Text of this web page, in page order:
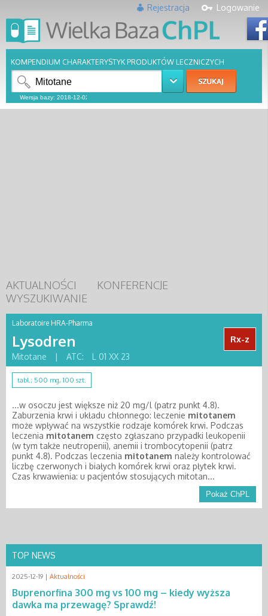
Logowanie
Rejestracja
KOMPENDIUM CHARAKTERYSTYK PRODUKTÓW LECZNICZYCH
AKTUALNOŚCI
KONFERENCJE
WYSZUKIWANIE
Laboratoire HRA-Pharma
Lysodren
Rx-z
Mitotane
| ATC: L 01 XX 23
tabl.; 500 mg, 100 szt.
...w osoczu jest większe niż 20 mg/l (patrz punkt 4.8).
Zaburzenia krwi i układu chłonnego: leczenie mitotanem
może wpływać na wszystkie rodzaje komórek krwi. Podczas
leczenia mitotanem często zgłaszano przypadki leukopenii
(w tym także neutropenii), anemii i trombocytopenii (patrz
punkt 4.8). Podczas leczenia mitotanem należy kontrolować
liczbę czerwonych i białych komórek krwi oraz płytek krwi.
Czas krwawienia: u pacjentów stosujących mitotan...
Pokaż ChPL
TOP NEWS
2025-12-19 | Aktualności
Buprenorfina 300 mg vs 100 mg – kiedy wyższa
dawka ma przewagę? Sprawdź!